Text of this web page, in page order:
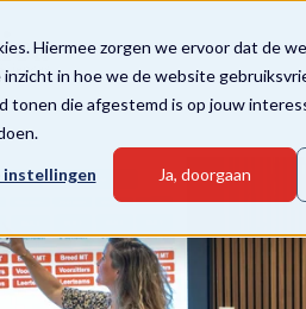
Hiermee zorgen we ervoor dat de
in hoe we de website
tonen die afgestemd is op jouw
instellingen Ja, doorgaan